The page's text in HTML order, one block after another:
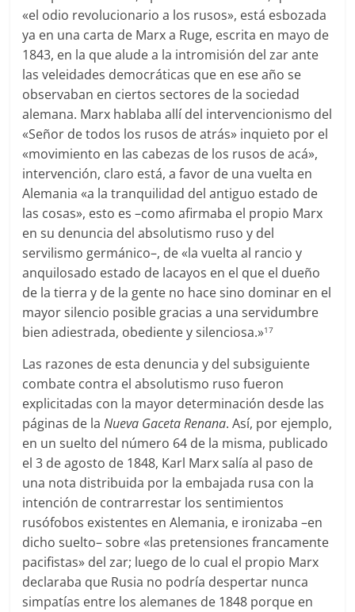
«el odio revolucionario a los rusos», está esbozada
ya en una carta de Marx a Ruge, escrita en mayo de
1843, en la que alude a la intromisión del zar ante
las veleidades democráticas que en ese año se
observaban en ciertos sectores de la sociedad
alemana. Marx hablaba allí del intervencionismo del
«Señor de todos los rusos de atrás» inquieto por el
«movimiento en las cabezas de los rusos de acá»,
intervención, claro está, a favor de una vuelta en
Alemania «a la tranquilidad del antiguo estado de
las cosas», esto es –como afirmaba el propio Marx
en su denuncia del absolutismo ruso y del
servilismo germánico–, de «la vuelta al rancio y
anquilosado estado de lacayos en el que el dueño
de la tierra y de la gente no hace sino dominar en el
mayor silencio posible gracias a una servidumbre
bien adiestrada, obediente y silenciosa.»17
Las razones de esta denuncia y del subsiguiente
combate contra el absolutismo ruso fueron
explicitadas con la mayor determinación desde las
páginas de laNueva Gaceta Renana. Así, por ejemplo,
en un suelto del número 64 de la misma, publicado
el 3 de agosto de 1848, Karl Marx salía al paso de
una nota distribuida por la embajada rusa con la
intención de contrarrestar los sentimientos
rusófobos existentes en Alemania, e ironizaba –en
dicho suelto– sobre «las pretensiones francamente
pacifistas» del zar; luego de lo cual el propio Marx
declaraba que Rusia no podría despertar nunca
simpatías entre los alemanes de 1848 porque en